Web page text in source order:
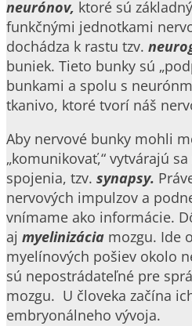
neurónov, ktoré sú
funkčnými jednotkami
dochádza k rastu tzv.
buniek. Tieto bunky sú
bunkami a spolu s
tkanivo, ktoré tvorí náš
Aby nervové bunky mohli
„komunikovať,“ vytvárajú
spojenia, tzv. synapsy.
nervových impulzov a
vnímame ako informácie.
aj myelinizácia mozgu. Ide
myelínových pošiev okolo
sú nepostrádateľné pre
mozgu. U človeka začína
embryonálneho vývoja.